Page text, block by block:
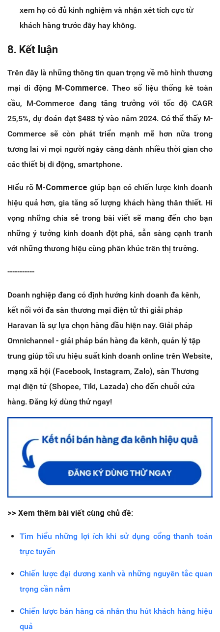
xem họ có đủ kinh nghiệm và nhận xét tích cực từ
khách hàng trước đây hay không.
8. Kết luận
Trên đây là những thông tin quan trọng về mô hình thương
mại di động M-Commerce. Theo số liệu thống kê toàn
cầu, M-Commerce đang tăng trưởng với tốc độ CAGR
25,5%, dự đoán đạt $488 tỷ vào năm 2024. Có thể thấy M-
Commerce sẽ còn phát triển mạnh mẽ hơn nữa trong
tương lai vì mọi người ngày càng dành nhiều thời gian cho
các thiết bị di động, smartphone.
Hiểu rõ M-Commerce giúp bạn có chiến lược kinh doanh
hiệu quả hơn, gia tăng số lượng khách hàng thân thiết. Hi
vọng những chia sẻ trong bài viết sẽ mang đến cho bạn
những ý tưởng kinh doanh đột phá, sẵn sàng cạnh tranh
với những thương hiệu cùng phân khúc trên thị trường.
-----------
Doanh nghiệp đang có định hướng kinh doanh đa kênh,
kết nối với đa sàn thương mại điện tử thì giải pháp
Haravan là sự lựa chọn hàng đầu hiện nay. Giải pháp
Omnichannel - giải pháp bán hàng đa kênh, quản lý tập
trung giúp tối ưu hiệu suất kinh doanh online trên Website,
mạng xã hội (Facebook, Instagram, Zalo), sàn Thương
mại điện tử (Shopee, Tiki, Lazada) cho đến chuỗi cửa
hàng. Đăng ký dùng thử ngay!
>> Xem thêm bài viết cùng chủ đề:
Tìm hiểu những lợi ích khi sử dụng cổng thanh toán
trực tuyến
Chiến lược đại dương xanh và những nguyên tắc quan
trọng cần nắm
Chiến lược bán hàng cá nhân thu hút khách hàng hiệu
quả